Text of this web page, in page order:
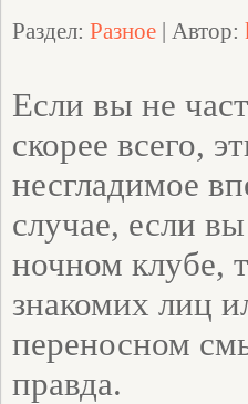
Раздел: Разное | Автор:
Если вы не
скорее всего,
несгладимое
случае, если
ночном клубе,
знакомих лиц
переносном
правда.